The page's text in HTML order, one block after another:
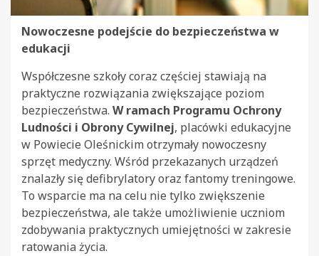
Nowoczesne podejście do bezpieczeństwa w
edukacji
Współczesne szkoły coraz częściej stawiają na
praktyczne rozwiązania zwiększające poziom
bezpieczeństwa. W ramach Programu Ochrony
Ludności i Obrony Cywilnej, placówki edukacyjne
w Powiecie Oleśnickim otrzymały nowoczesny
sprzęt medyczny. Wśród przekazanych urządzeń
znalazły się defibrylatory oraz fantomy treningowe.
To wsparcie ma na celu nie tylko zwiększenie
bezpieczeństwa, ale także umożliwienie uczniom
zdobywania praktycznych umiejętności w zakresie
ratowania życia.